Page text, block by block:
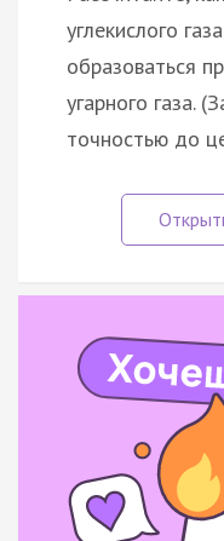
углекислого
образоваться
угарного газа.
точностью до